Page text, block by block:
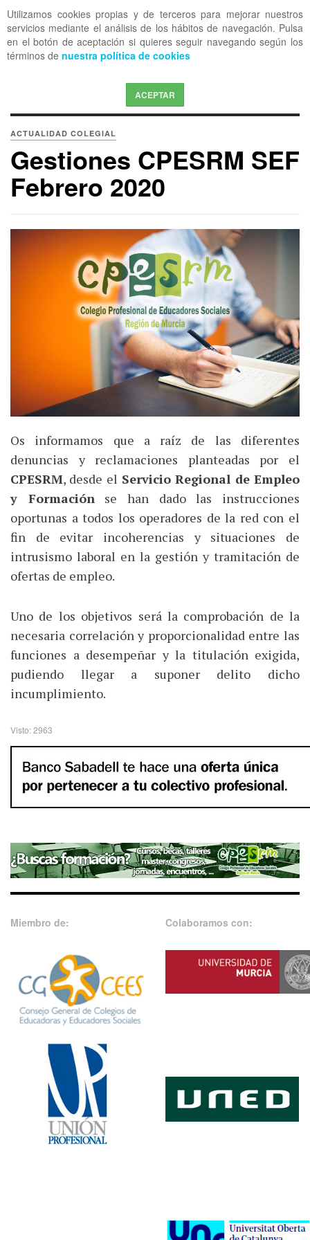
Utilizamos cookies propias y de terceros para mejorar nuestros
servicios mediante el análisis de los hábitos de navegación. Pulsa
en el botón de aceptación si quieres seguir navegando según los
términos de nuestra política de cookies
ACEPTAR
OFF CANVAS
ACTUALIDAD COLEGIAL
Gestiones CPESRM SEF
Febrero 2020
Os informamos que a raíz de las diferentes
denuncias y reclamaciones planteadas por el
CPESRM, desde el Servicio Regional de Empleo
y Formación se han dado las instrucciones
oportunas a todos los operadores de la red con el
fin de evitar incoherencias y situaciones de
intrusismo laboral en la gestión y tramitación de
ofertas de empleo.
Uno de los objetivos será la comprobación de la
necesaria correlación y proporcionalidad entre las
funciones a desempeñar y la titulación exigida,
pudiendo llegar a suponer delito dicho
incumplimiento.
Visto: 2963
Miembro de: Colaboramos con: